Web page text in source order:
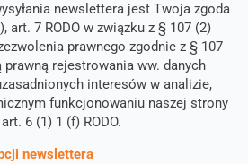
newslettera jest Twoja zgoda
art. 7 RODO w związku z § 107 (2)
prawnego zgodnie z § 107
prawną rejestrowania ww. danych
interesów w analizie,
funkcjonowaniu naszej strony
6 (1) 1 (f) RODO.
newslettera